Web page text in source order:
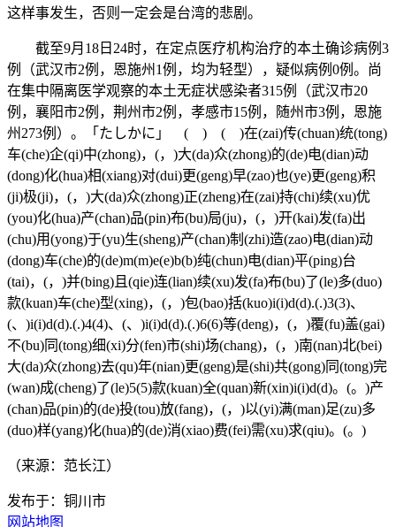
这样事发生，否则一定会是台湾的悲剧。
截至9月18日24时，在定点医疗机构治疗的本土确诊病例3
例（武汉市2例，恩施州1例，均为轻型），疑似病例0例。尚
在集中隔离医学观察的本土无症状感染者315例（武汉市20
例，襄阳市2例，荆州市2例，孝感市15例，随州市3例，恩施
州273例）。「たしかに」 ( ) ( )在(zai)传(chuan)统(tong)
车(che)企(qi)中(zhong)，(，)大(da)众(zhong)的(de)电(dian)动
(dong)化(hua)相(xiang)对(dui)更(geng)早(zao)也(ye)更(geng)积
(ji)极(ji)，(，)大(da)众(zhong)正(zheng)在(zai)持(chi)续(xu)优
(you)化(hua)产(chan)品(pin)布(bu)局(ju)，(，)开(kai)发(fa)出
(chu)用(yong)于(yu)生(sheng)产(chan)制(zhi)造(zao)电(dian)动
(dong)车(che)的(de)m(m)e(e)b(b)纯(chun)电(dian)平(ping)台
(tai)，(，)并(bing)且(qie)连(lian)续(xu)发(fa)布(bu)了(le)多(duo)
款(kuan)车(che)型(xing)，(，)包(bao)括(kuo)i(i)d(d).(.)3(3)、
(、)i(i)d(d).(.)4(4)、(、)i(i)d(d).(.)6(6)等(deng)，(，)覆(fu)盖(gai)
不(bu)同(tong)细(xi)分(fen)市(shi)场(chang)，(，)南(nan)北(bei)
大(da)众(zhong)去(qu)年(nian)更(geng)是(shi)共(gong)同(tong)完
(wan)成(cheng)了(le)5(5)款(kuan)全(quan)新(xin)i(i)d(d)。(。)产
(chan)品(pin)的(de)投(tou)放(fang)，(，)以(yi)满(man)足(zu)多
(duo)样(yang)化(hua)的(de)消(xiao)费(fei)需(xu)求(qiu)。(。)
（来源：范长江）
发布于：铜川市
网站地图